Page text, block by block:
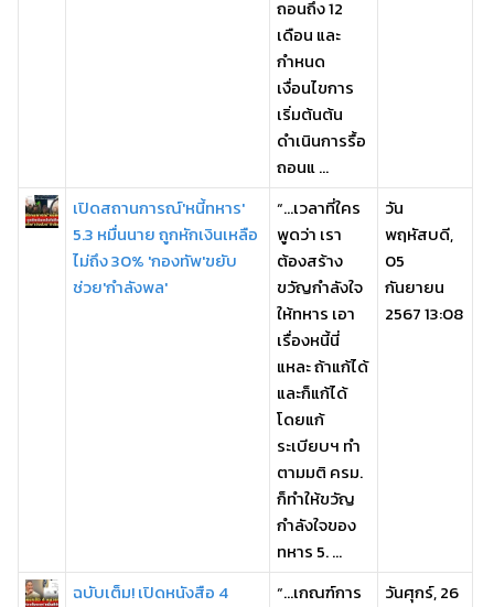
ถอนถึง 12
เดือน และ
กำหนด
เงื่อนไขการ
เริ่มต้นต้น
ดำเนินการรื้อ
ถอนแ ...
เปิดสถานการณ์'หนี้ทหาร'
5.3 หมื่นนาย ถูกหักเงินเหลือ
ไม่ถึง 30% 'กองทัพ'ขยับ
ช่วย'กำลังพล'
“…เวลาที่ใคร
พูดว่า เรา
ต้องสร้าง
ขวัญกำลังใจ
ให้ทหาร เอา
เรื่องหนี้นี่
แหละ ถ้าแก้ได้
และก็แก้ได้
โดยแก้
ระเบียบฯ ทำ
ตามมติ ครม.
ก็ทำให้ขวัญ
กำลังใจของ
ทหาร 5. ...
วัน
พฤหัสบดี,
05
กันยายน
2567 13:08
ฉบับเต็ม! เปิดหนังสือ 4
“…เกณฑ์การ
วันศุกร์, 26